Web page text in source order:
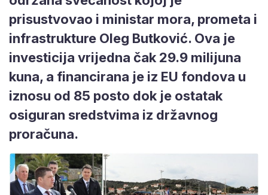
prisustvovao i ministar mora, prometa i
infrastrukture Oleg Butković. Ova je
investicija vrijedna čak 29.9 milijuna
kuna, a financirana je iz EU fondova u
iznosu od 85 posto dok je ostatak
osiguran sredstvima iz državnog
proračuna.